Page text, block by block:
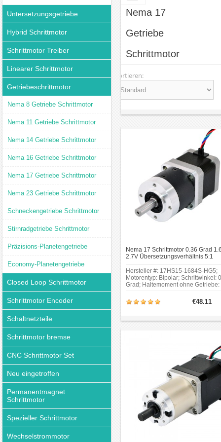
Untersetzungsgetriebe
Hybrid Schrittmotor
Schrittmotor Treiber
Linearer Schrittmotor
Getriebeschrittmotor
Nema 8 Getriebe Schrittmotor
Nema 11 Getriebe Schrittmotor
Nema 14 Getriebe Schrittmotor
Nema 16 Getriebe Schrittmotor
Nema 17 Getriebe Schrittmotor
Nema 23 Getriebe Schrittmotor
Schneckengetriebe Schrittmotor
Stirnradgetriebe Schrittmotor
Präzisions-Planetengetriebe
Economy-Planetengetriebe
Closed Loop Schrittmotor
Schrittmotor Encoder
Schaltnetzteile
Schrittmotor bremse
CNC Schrittmotor Set
Neu eingetroffen
Permanentmagnet
Schrittmotor
Spezieller Schrittmotor
Wechselstrommotor
Nema 17
Getriebe
Schrittmotor
Sortieren:
Nema 17 Schrittmotor 0.36 Grad
2.7V Übersetzungsverhältnis 5:1
Hersteller #: 17HS15-1684S-HG5;
Motorentyp: Bipolar; Schrittwinkel:
Grad; Haltemoment ohne Getriebe:
Schrittmotor mit 39mm
und 1.68A Nennstrom, integriert mit
1 Getriebe
€48.11